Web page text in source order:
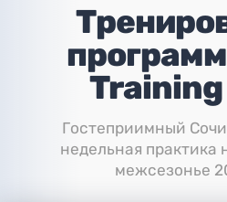
Training
Гостеприимный
недельная практика
межсезонье